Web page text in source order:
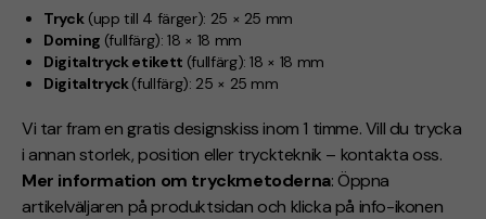
Tryck(upp till 4 färger): 25 × 25 mm
Doming (fullfärg): 18 × 18 mm
Digitaltryck etikett (fullfärg):18 × 18 mm
Digitaltryck(fullfärg): 25 × 25 mm
Vi tar fram en gratis designskiss inom 1 timme. Vill du trycka
i annan storlek, position eller tryckteknik – kontakta oss.
Mer information om tryckmetoderna: Öppna
artikelväljaren på produktsidan och klicka på info-ikonen